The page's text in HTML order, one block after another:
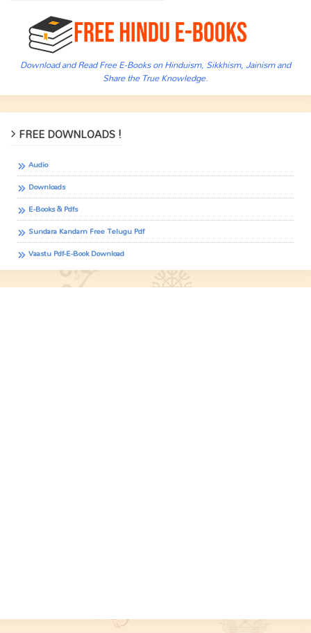
Download and Read Free E-Books on Hinduism, Sikkhism, Jainism and
Share the True Knowledge.
FREE DOWNLOADS !
Audio
Downloads
E-Books & Pdfs
Sundara Kandam Free Telugu Pdf
Vaastu Pdf-E-Book Download